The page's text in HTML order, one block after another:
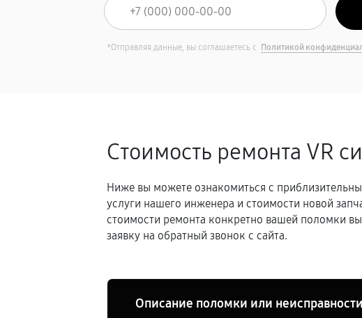
*Отправляя данные, вы соглашаетесь с Политикой
Стоимость ремонта VR
Ниже вы можете ознакомиться с
услуги нашего инженера и стоимости новой
стоимости ремонта конкретно вашей поломки
заявку на обратный звонок с сайта.
Описание поломки или неисправности